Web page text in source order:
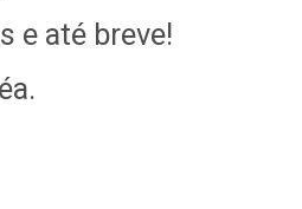
e até breve!